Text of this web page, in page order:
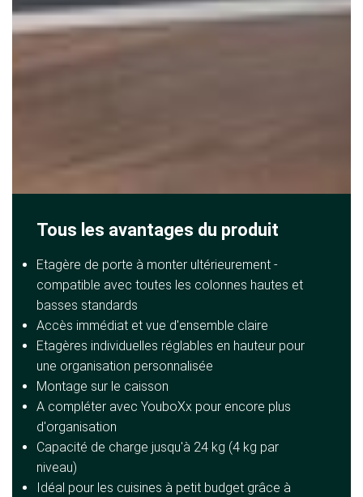
Tous les avantages du produit
Etagère de porte à monter ultérieurement -
compatible avec toutes les colonnes hautes et
basses standards
Accès immédiat et vue d'ensemble claire
Etagères individuelles réglables en hauteur pour
une organisation personnalisée
Montage sur le caisson
A compléter avec YouboXx pour encore plus
d'organisation
Capacité de charge jusqu'à 24 kg (4 kg par
niveau)
Idéal pour les cuisines à petit budget grâce à